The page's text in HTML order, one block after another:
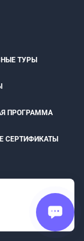
ТУРЫ
ПРОГРАММА
СЕРТИФИКАТЫ